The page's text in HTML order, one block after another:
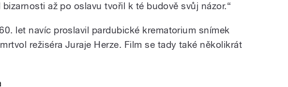
až po oslavu tvořil k té budově svůj názor.“
let navíc proslavil pardubické krematorium snímek
režiséra Juraje Herze. Film se tady také několikrát